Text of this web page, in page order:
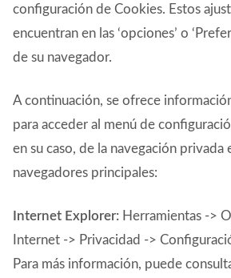
configuración de Cookies. Estos
encuentran en las ‘opciones’ o
de su navegador.
A continuación, se ofrece
para acceder al menú de
en su caso, de la navegación privada
navegadores principales:
Internet Explorer: Herramientas ->
Internet -> Privacidad ->
Para más información, puede